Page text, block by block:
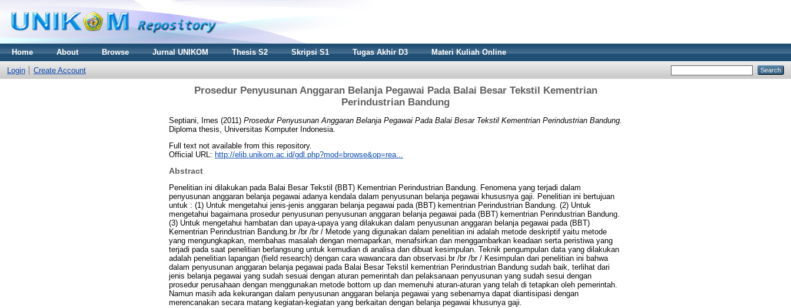
Home About Browse Jurnal UNIKOM Thesis S2 Skripsi S1 Tugas Akhir D3 Materi Kuliah Online
Login Create Account
Prosedur Penyusunan Anggaran Belanja Pegawai Pada Balai Besar Tekstil Kementrian
Perindustrian Bandung
Septiani, Irnes (2011) Prosedur Penyusunan Anggaran Belanja Pegawai Pada Balai Besar Tekstil Kementrian Perindustrian Bandung.
Diploma thesis, Universitas Komputer Indonesia.
Full text not available from this repository.
Official URL: http://elib.unikom.ac.id/gdl.php?mod=browse&op=rea...
Abstract
Penelitian ini dilakukan pada Balai Besar Tekstil (BBT) Kementrian Perindustrian Bandung. Fenomena yang terjadi dalam
penyusunan anggaran belanja pegawai adanya kendala dalam penyusunan belanja pegawai khususnya gaji. Penelitian ini bertujuan
untuk : (1) Untuk mengetahui jenis-jenis anggaran belanja pegawai pada (BBT) kementrian Perindustrian Bandung. (2) Untuk
mengetahui bagaimana prosedur penyusunan penyusunan anggaran belanja pegawai pada (BBT) kementrian Perindustrian Bandung.
(3) Untuk mengetahui hambatan dan upaya-upaya yang dilakukan dalam penyusunan anggaran belanja pegawai pada (BBT)
Kementrian Perindustrian Bandung.br /br /br / Metode yang digunakan dalam penelitian ini adalah metode deskriptif yaitu metode
yang mengungkapkan, membahas masalah dengan memaparkan, menafsirkan dan menggambarkan keadaan serta peristiwa yang
terjadi pada saat penelitian berlangsung untuk kemudian di analisa dan dibuat kesimpulan. Teknik pengumpulan data yang dilakukan
adalah penelitian lapangan (field research) dengan cara wawancara dan observasi.br /br /br / Kesimpulan dari penelitian ini bahwa
dalam penyusunan anggaran belanja pegawai pada Balai Besar Tekstil kementrian Perindustrian Bandung sudah baik, terlihat dari
jenis belanja pegawai yang sudah sesuai dengan aturan pemerintah dan pelaksanaan penyusunan yang sudah sesui dengan
prosedur perusahaan dengan menggunakan metode bottom up dan memenuhi aturan-aturan yang telah di tetapkan oleh pemerintah.
Namun masih ada kekurangan dalam penyusunan anggaran belanja pegawai yang sebenarnya dapat diantisipasi dengan
merencanakan secara matang kegiatan-kegiatan yang berkaitan dengan belanja pegawai khusunya gaji.